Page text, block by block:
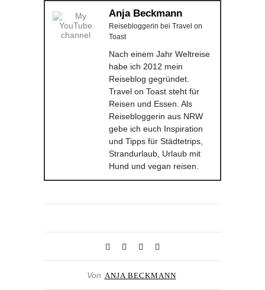
Anja Beckmann
Reisebloggerin bei Travel on
Toast
Nach einem Jahr Weltreise
habe ich 2012 mein
Reiseblog gegründet.
Travel on Toast steht für
Reisen und Essen. Als
Reisebloggerin aus NRW
gebe ich euch Inspiration
und Tipps für Städtetrips,
Strandurlaub, Urlaub mit
Hund und vegan reisen.
Von ANJA BECKMANN